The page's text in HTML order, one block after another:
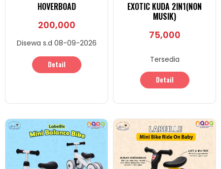
HOVERBOAD
200,000
Disewa s.d 08-09-2026
Detail
EXOTIC KUDA 2IN1(NON
MUSIK)
75,000
Tersedia
Detail